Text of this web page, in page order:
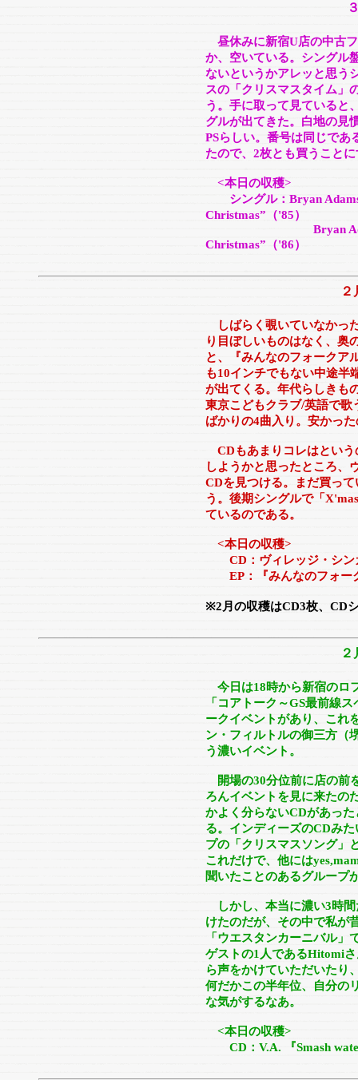
昼休みに新宿U店の中古
か、空いている。シングル
ないというかアレッと思う
スの「クリスマスタイム」
う。手に取って見ていると
グルが出てきた。白地の見
PSらしい。番号は同じであ
たので、2枚とも買うこと
<本日の収穫>
シングル：Bryan Adams
Christmas”（'85）
Bryan
Christmas”（'86）
しばらく覗いていなかっ
り目ぼしいものはなく、奥
と、『みんなのフォークア
も10インチでもない中途半
が出てくる。年代らしきも
東京こどもクラブ/英語で
ばかりの4曲入り。安かっ
CDもあまりコレはという
しようかと思ったところ、
CDを見つける。まだ買っ
う。後期シングルで「
ているのである。
<本日の収穫>
CD：ヴィレッジ・シン
EP：
『みんなのフォ
※2月の収穫はCD3枚、CD
今日は18時から新宿のロ
「コアトーク～GS最前線
ークイベントがあり、これ
ン・フィルトルの御三方（
う濃いイベント。
開場の30分位前に店の前
ろんイベントを見に来たの
かよく分らないCDがあっ
る。インディーズのCDみ
プの「クリスマスソング」
これだけで、他には
聞いたことのあるグループ
しかし、本当に濃い3時間
けたのだが、その中で私が
「ウエスタンカーニバル
ゲストの1人であるHitomi
ら声をかけていただいたり
何だかこの半年位、自分の
な気がするなあ。
<本日の収穫>
CD：V.A. 『Smash